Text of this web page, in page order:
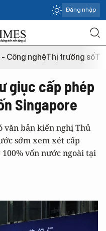
Đăng nhập
- Công nghệThị trường số
giục cấp phép
Singapore
văn bản kiến nghị Thủ
sớm xem xét cấp
vốn nước ngoài tại